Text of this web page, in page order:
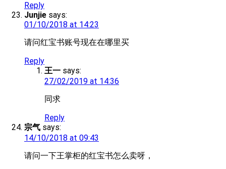
Reply
Junjie says:
01/10/2018 at 14:23
请问红宝书账号现在在哪里买
Reply
王一 says:
27/02/2019 at 14:36
同求
Reply
宗气 says:
14/10/2018 at 09:43
请问一下王掌柜的红宝书怎么卖呀，